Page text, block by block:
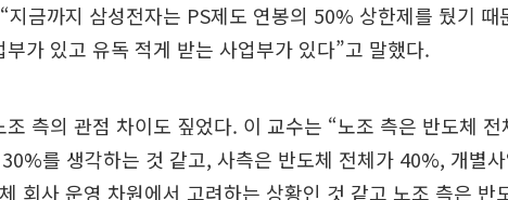
지금까지 삼성전자는 PS제도 연봉의 50% 상한제를 뒀기 때
부가 있고 유독 적게 받는 사업부가 있다”고 말했다.
조 측의 관점 차이도 짚었다. 이 교수는 “노조 측은 반도체
를 생각하는 것 같고, 사측은 반도체 전체가 40%, 개별
회사 운영 차원에서 고려하는 상황인 것 같고 노조 측은 반